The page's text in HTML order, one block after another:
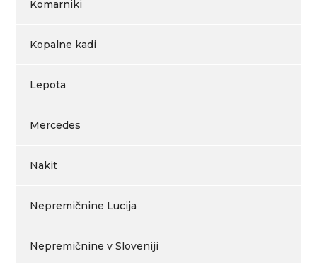
Komarniki
Kopalne kadi
Lepota
Mercedes
Nakit
Nepremičnine Lucija
Nepremičnine v Sloveniji